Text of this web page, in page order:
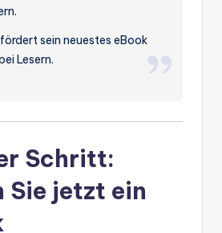
sein neuestes eBook
Lesern.
Schritt:
Sie jetzt ein